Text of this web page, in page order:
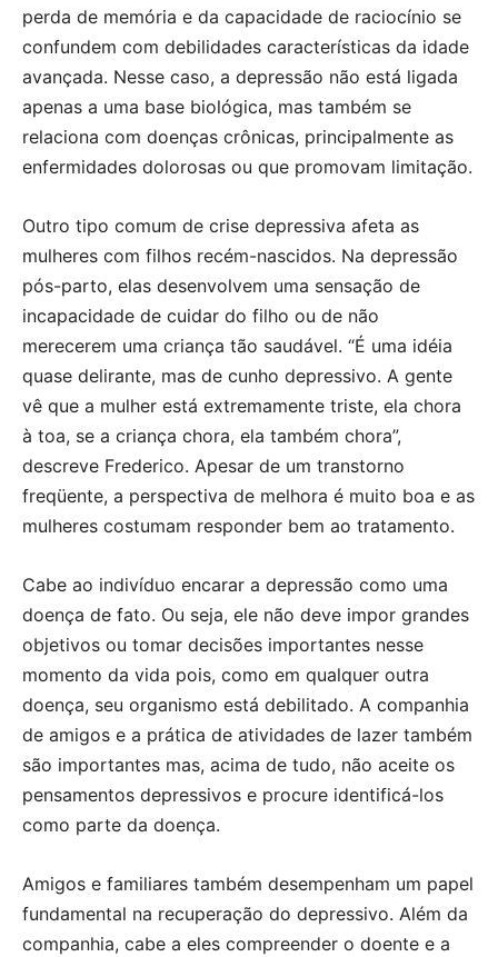
perda de memória e da capacidade de raciocínio se
confundem com debilidades características da idade
avançada. Nesse caso, a depressão não está ligada
apenas a uma base biológica, mas também se
relaciona com doenças crônicas, principalmente as
enfermidades dolorosas ou que promovam limitação.
Outro tipo comum de crise depressiva afeta as
mulheres com filhos recém-nascidos. Na depressão
pós-parto, elas desenvolvem uma sensação de
incapacidade de cuidar do filho ou de não
merecerem uma criança tão saudável. “É uma idéia
quase delirante, mas de cunho depressivo. A gente
vê que a mulher está extremamente triste, ela chora
à toa, se a criança chora, ela também chora”,
descreve Frederico. Apesar de um transtorno
freqüente, a perspectiva de melhora é muito boa e as
mulheres costumam responder bem ao tratamento.
Cabe ao indivíduo encarar a depressão como uma
doença de fato. Ou seja, ele não deve impor grandes
objetivos ou tomar decisões importantes nesse
momento da vida pois, como em qualquer outra
doença, seu organismo está debilitado. A companhia
de amigos e a prática de atividades de lazer também
são importantes mas, acima de tudo, não aceite os
pensamentos depressivos e procure identificá-los
como parte da doença.
Amigos e familiares também desempenham um papel
fundamental na recuperação do depressivo. Além da
companhia, cabe a eles compreender o doente e a